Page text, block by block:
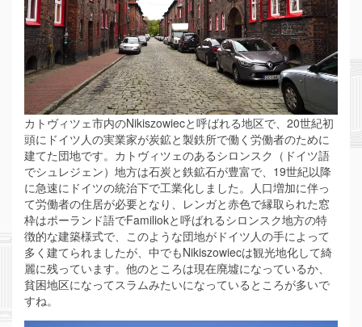
カトヴィツェ市内のNikiszowiecと呼ばれる地区で、20世紀初
頭にドイツ人の実業家が炭鉱と製鉄所で働く労働者のために
建てた団地です。カトヴィツェのあるシロンスク（ドイツ語
でシュレジェン）地方は石炭と鉄鉱石が豊富で、19世紀以降
に急速にドイツの統治下で工業化しました。人口増加に伴っ
て労働者の住居が必要となり、レンガと赤色で縁取られた窓
枠はポーランド語でFamiliokと呼ばれるシロンスク地方の特
徴的な建築様式で、このような団地がドイツ人の手によって
多く建てられましたが、中でもNikiszowiecは観光地化して綺
麗に残っています。他のところは現在廃墟になっているか、
貧困地区になってスラムみたいになっているところが多いで
すね。